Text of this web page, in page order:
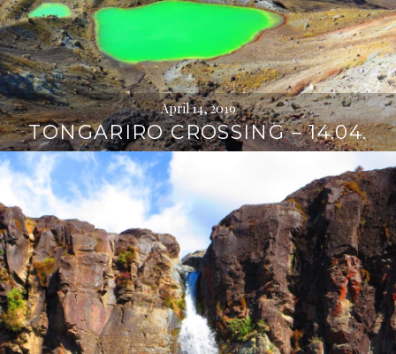
April 14, 2019
TONGARIRO CROSSING – 14.04.